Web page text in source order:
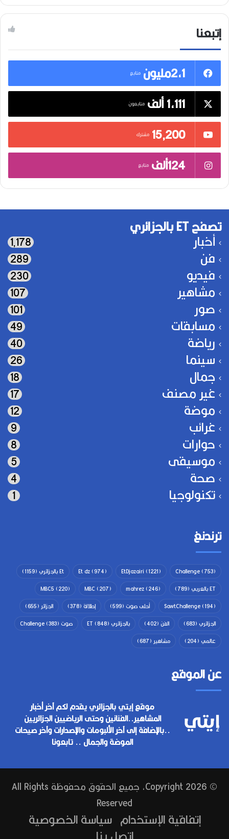
إتبعنا
2,1مليون
متابع
1,111 ألف متابعون
15٬200 مشترك
124ألف متابع
تصفح ET بالجزائري
أخبار 1٬178
فن 289
فيديو 230
مشاهير 107
صور 101
مسابقات 49
رياضة 40
سينما 26
جمال 18
غير مصنف 17
موضة 12
غرائب 9
حوارات 8
موسيقى 5
صحة 4
تكنولوجيا 1
ترندنغ
Challenge(753)
EtDjazairi (1221)
Et dz(974) Et بالجزائري
(1159)
ET بالعربي
(789)
mahrez(246)
MBC(207)
MBC5 (220)
SawtChallenge(194) أحلى صوت (599) إطلالة (378) الجزائر (655)
الجزائري (683) الفن (402) بالجزائري ET (848) صوت Challenge (383)
عالمي (204) مشاهير (687)
عن الموقع
موقع إيتي بالجزائري يقدم لكم آخر أخبار
المشاهير..الفنانين وحتى الرياضيين الجزائريين
..بالإضافة إلى آخر الألبومات والإصدارات وآخر صيحات
الموضة والجمال .. تابعونا
© Copyright 2026, جميع الحقوق محفوظة All Rights
Reserved
إتفاقية الإستخدام سياسة الخصوصية